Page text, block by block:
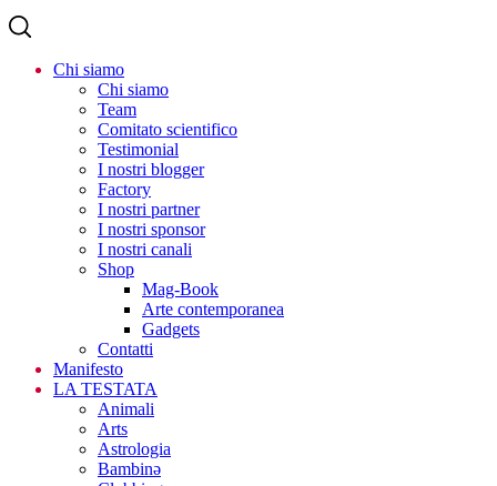
Chi siamo
Chi siamo
Team
Comitato scientifico
Testimonial
I nostri blogger
Factory
I nostri partner
I nostri sponsor
I nostri canali
Shop
Mag-Book
Arte contemporanea
Gadgets
Contatti
Manifesto
LA TESTATA
Animali
Arts
Astrologia
Bambinə